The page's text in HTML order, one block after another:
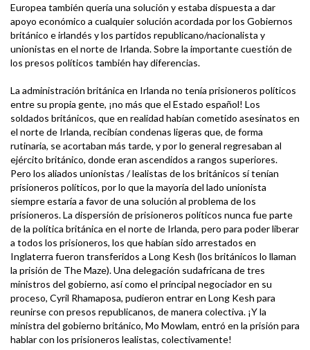
Europea también quería una solución y estaba dispuesta a dar
apoyo económico a cualquier solución acordada por los Gobiernos
británico e irlandés y los partidos republicano/nacionalista y
unionistas en el norte de Irlanda. Sobre la importante cuestión de
los presos políticos también hay diferencias.
La administración británica en Irlanda no tenía prisioneros políticos
entre su propia gente, ¡no más que el Estado español! Los
soldados británicos, que en realidad habían cometido asesinatos en
el norte de Irlanda, recibían condenas ligeras que, de forma
rutinaria, se acortaban más tarde, y por lo general regresaban al
ejército británico, donde eran ascendidos a rangos superiores.
Pero los aliados unionistas / lealistas de los británicos sí tenían
prisioneros políticos, por lo que la mayoría del lado unionista
siempre estaría a favor de una solución al problema de los
prisioneros. La dispersión de prisioneros políticos nunca fue parte
de la política británica en el norte de Irlanda, pero para poder liberar
a todos los prisioneros, los que habían sido arrestados en
Inglaterra fueron transferidos a Long Kesh (los británicos lo llaman
la prisión de The Maze). Una delegación sudafricana de tres
ministros del gobierno, así como el principal negociador en su
proceso, Cyril Rhamaposa, pudieron entrar en Long Kesh para
reunirse con presos republicanos, de manera colectiva. ¡Y la
ministra del gobierno británico, Mo Mowlam, entró en la prisión para
hablar con los prisioneros lealistas, colectivamente!